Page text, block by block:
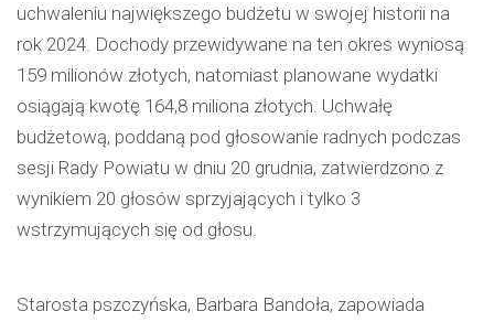
uchwaleniu największego budżetu w swojej historii na
rok 2024. Dochody przewidywane na ten okres wyniosą
159 milionów złotych, natomiast planowane wydatki
osiągają kwotę 164,8 miliona złotych. Uchwałę
budżetową, poddaną pod głosowanie radnych podczas
sesji Rady Powiatu w dniu 20 grudnia, zatwierdzono z
wynikiem 20 głosów sprzyjających i tylko 3
wstrzymujących się od głosu.
Starosta pszczyńska, Barbara Bandoła, zapowiada